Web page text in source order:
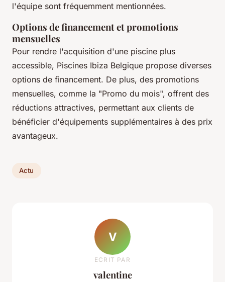
l'équipe sont fréquemment mentionnées.
Options de financement et promotions
mensuelles
Pour rendre l'acquisition d'une piscine plus
accessible, Piscines Ibiza Belgique propose diverses
options de financement. De plus, des promotions
mensuelles, comme la "Promo du mois", offrent des
réductions attractives, permettant aux clients de
bénéficier d'équipements supplémentaires à des prix
avantageux.
Actu
V
ECRIT PAR
valentine